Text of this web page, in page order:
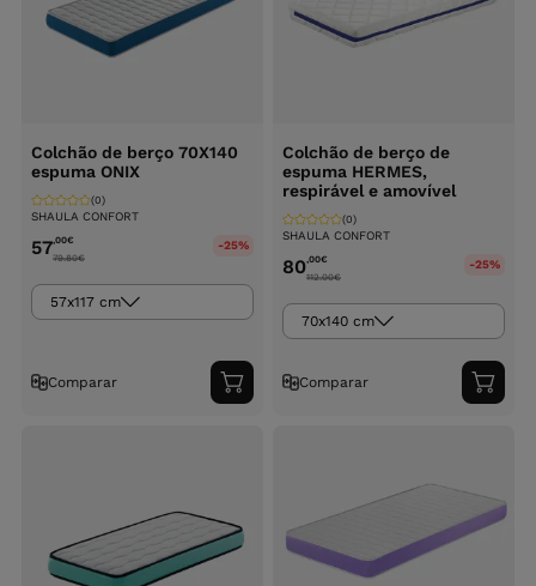
Colchão de berço 70X140
espuma ONIX
SHAULA CONFORT
(0)
57,00€
79.80€
-25%
57x117 cm
Comparar
Adicionar
ao
Colchão de berço de
espuma HERMES,
respirável e amovível
SHAULA CONFORT
(0)
80,00€
112.00€
-25%
70x140 cm
Comparar
ao